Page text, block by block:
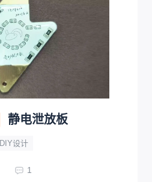
静电泄放板
DIY设计
1